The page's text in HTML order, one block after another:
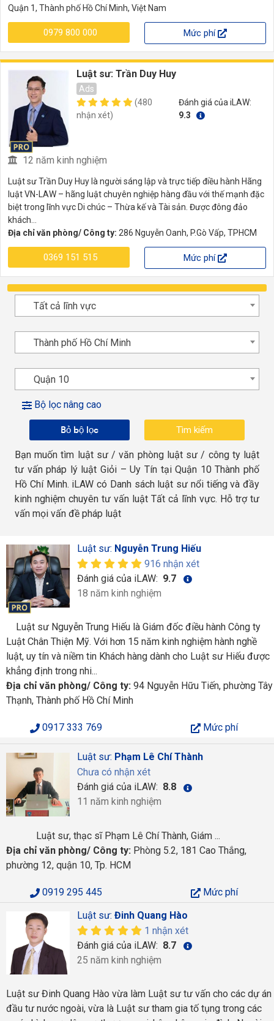
Quận 1, Thành phố Hồ Chí Minh, Việt Nam
0979 800 000 Mức phí
Luật sư: Trần Duy Huy
Ads
(480
nhận xét)
Đánh giá của iLAW:
9.3
12 năm kinh nghiệm
Luật sư Trần Duy Huy là người sáng lập và trực tiếp điều hành Hãng
luật VN-LAW – hãng luật chuyên nghiệp hàng đầu với thế mạnh đặc
biệt trong lĩnh vực Di chúc – Thừa kế và Tài sản. Được đông đảo
khách...
Địa chỉ văn phòng/ Công ty: 286 Nguyễn Oanh, P.Gò Vấp, TPHCM
0369 151 515 Mức phí
Tất cả lĩnh vực
Thành phố Hồ Chí Minh
Quận 10
Bộ lọc nâng cao
Bỏ bộ lọc
Bạn muốn tìm luật sư / văn phòng luật sư / công ty luật
tư vấn pháp lý luật Giỏi – Uy Tín tại Quận 10 Thành phố
Hồ Chí Minh. iLAW có Danh sách luật sư nổi tiếng và đầy
kinh nghiệm chuyên tư vấn luật Tất cả lĩnh vực. Hỗ trợ tư
vấn mọi vấn đề pháp luật
Luật sư: Nguyễn Trung Hiếu
916 nhận xét
Đánh giá của iLAW: 9.7
18 năm kinh nghiệm
Luật sư Nguyễn Trung Hiếu là Giám đốc điều hành Công ty
Luật Chân Thiện Mỹ. Với hơn 15 năm kinh nghiệm hành nghề
luật, uy tín và niềm tin Khách hàng dành cho Luật sư Hiếu được
khẳng định trong nhi...
Địa chỉ văn phòng/ Công ty: 94 Nguyễn Hữu Tiến, phường Tây
Thạnh, Thành phố Hồ Chí Minh
0917 333 769 Mức phí
Luật sư: Phạm Lê Chí Thành
Chưa có nhận xét
Đánh giá của iLAW: 8.8
11 năm kinh nghiệm
Luật sư, thạc sĩ Phạm Lê Chí Thành, Giám ...
Địa chỉ văn phòng/ Công ty: Phòng 5.2, 181 Cao Thắng,
phường 12, quận 10, Tp. HCM
0919 295 445
Mức phí
Luật sư: Đinh Quang Hào
1 nhận xét
Đánh giá của iLAW: 8.7
25 năm kinh nghiệm
Luật sư Đinh Quang Hào vừa làm Luật sư tư vấn cho các dự án
đầu tư nước ngoài, vừa là Luật sư tham gia tố tụng trong các